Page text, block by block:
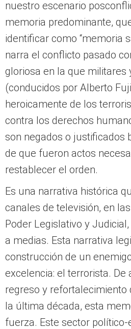
nuestro escenario
memoria predominante,
identificar como “memoria
narra el conflicto pasado
gloriosa en la que militares
(conducidos por Alberto
heroicamente de los
contra los derechos
son negados o justificados
de que fueron actos
restablecer el orden.
Es una narrativa histórica
canales de televisión, en
Poder Legislativo y
a medias. Esta narrativa
construcción de un
excelencia: el terrorista. De
regreso y
la última década, esta
fuerza. Este sector